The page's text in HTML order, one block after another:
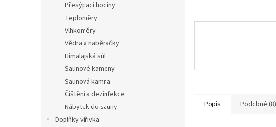
Přesýpací hodiny
Teploměry
Vlhkoměry
Vědra a naběračky
Himalajská sůl
Saunové kameny
Saunová kamna
Čištění a dezinfekce
Nábytek do sauny
Doplňky vířivka
Popis Podobné (8)